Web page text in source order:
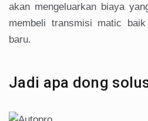
akan mengeluarkan biaya
membeli transmisi matic
baru.
Jadi apa dong